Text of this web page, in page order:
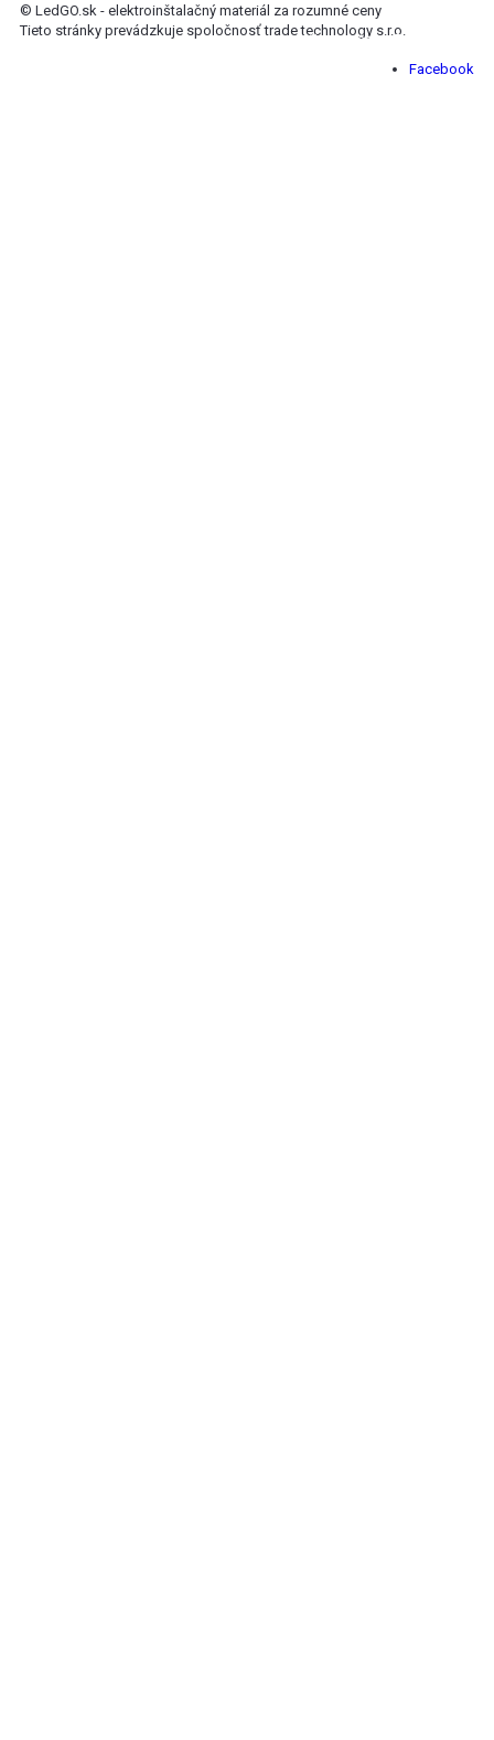
© LedGO.sk - elektroinštalačný materiál za rozumné ceny
Tieto stránky prevádzkuje spoločnosť trade technology s.r.o.
Nájdete nás na Facebooku :
Facebook